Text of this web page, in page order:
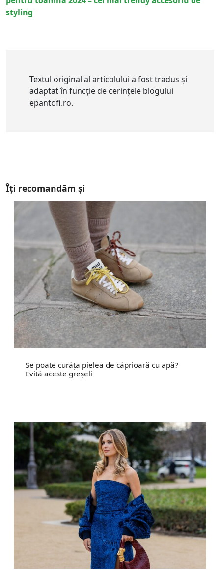
styling
Textul original al articolului a fost tradus și
adaptat în funcție de cerințele blogului
epantofi.ro.
Îți recomandăm și
Se poate curăța pielea de căprioară cu apă?
Evită aceste greșeli